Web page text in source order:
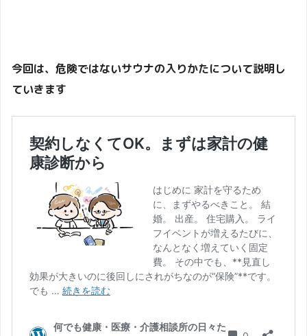
今回は、危険ではないサウナの入りかたについて説明し
ていきます